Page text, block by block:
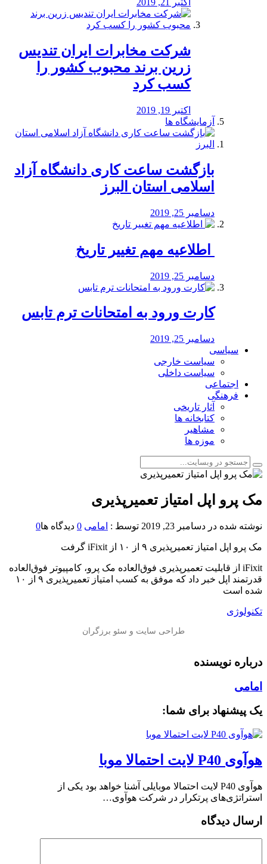
اکتبر 21, 2019
شرکت مخابرات ایران تندیس
زرین برند محبوب کشور را
کسب کرد
اکتبر 19, 2019
آزمایشگاه ها
بازگشت ساعت کاری دانشگاه آزاد
اسلامی استان البرز
دسامبر 25, 2019
️ اطلاعیه مهم تغییر تاریخ
دسامبر 25, 2019
کارت ورود به امتحانات ترم تابس
دسامبر 25, 2019
سیاسی
سیاست خارجی
سیاست داخلی
اجتماعی
فرهنگی
آثار تاریخی
کتابخانه ها
مشاهیر
موزه ها
مک پرو اپل امتیاز تعمیرپذیری
نوشته شده در دسامبر 23, 2019 توسط : امامی 0 دیدگاه ها0
مک پرو اپل امتیاز تعمیرپذیری ۹ از ۱۰ از iFixit گرفت
iFixit از قابلیت تعمیرپذیری فوق‌‌العاده مک پرو، کامپیوتر فوق‌العاده
قدرتمند اپل خبر داد که موفق به کسب امتیاز تعمیرپذیری ۹ از ۱۰
شده است
تکنولوژی
درباره نویسنده
امامی
یک پیشنهاد برای شما:
هوآوی P40 لایت احتمالا موبا
هوآوی P40 لایت احتمالا موبایلی آشنا خواهد بود یکی از
استراتژی‌های پرتکرار در شرکت هوآوی…
ارسال دیدگاه